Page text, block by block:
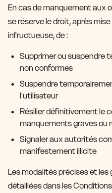
En cas de manquement aux
se réserve le droit, après
infructueuse, de :
Supprimer ou suspendre
non conformes
Suspendre
l'utilisateur
Résilier définitivement le
manquements graves ou
Signaler aux autorités
manifestement illicite
Les modalités précises et
détaillées dans les